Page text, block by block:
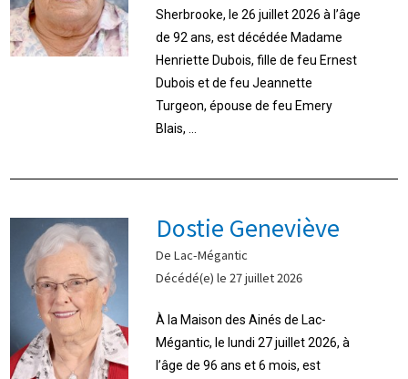
Sherbrooke, le 26 juillet 2026 à l’âge
de 92 ans, est décédée Madame
Henriette Dubois, fille de feu Ernest
Dubois et de feu Jeannette
Turgeon, épouse de feu Emery
Blais, ...
Dostie Geneviève
De Lac-Mégantic
Décédé(e) le 27 juillet 2026
À la Maison des Ainés de Lac-
Mégantic, le lundi 27 juillet 2026, à
l’âge de 96 ans et 6 mois, est